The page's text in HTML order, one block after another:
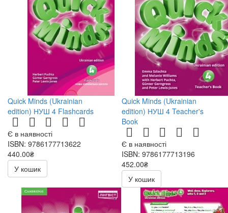
Quick Minds (Ukrainian
edition) НУШ 4 Flashcards
Є в наявності
ISBN: 9786177713622
440.00₴
У кошик
Quick Minds (Ukrainian
edition) НУШ 4 Teacher's
Book
Є в наявності
ISBN: 9786177713196
452.00₴
У кошик